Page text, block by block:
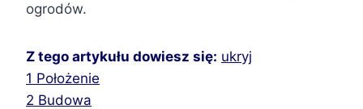
ogrodów.
Z tego artykułu dowiesz się: ukryj
1 Położenie
2 Budowa